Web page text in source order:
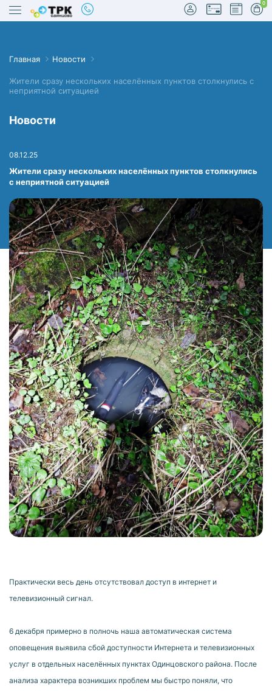
0
Главная Новости
Жители сразу нескольких населённых пунктов столкнулись с
неприятной ситуацией
Новости
08.12.25
Жители сразу нескольких населённых пунктов столкнулись
с неприятной ситуацией
Практически весь день отсутствовал доступ в интернет и
телевизионный сигнал.
6 декабря примерно в полночь наша автоматическая система
оповещения выявила сбой доступности Интернета и телевизионных
услуг в отдельных населённых пунктах Одинцовского района. После
анализа характера возникших проблем мы быстро поняли, что
true